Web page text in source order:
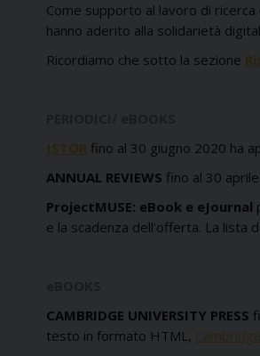
Come supporto al lavoro di
hanno aderito alla solidarietà
Ricordiamo che sotto la sezione
JSTOR fino al 30 giugno 2020 ha
ANNUAL REVIEWS fino al 30
ProjectMUSE: eBook e eJournal
e la scadenza dell’offerta. La lista
CAMBRIDGE UNIVERSITY PRESS
testo in formato HTML,